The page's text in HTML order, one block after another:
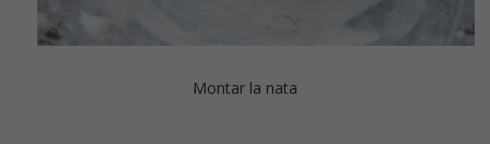
Montar la nata